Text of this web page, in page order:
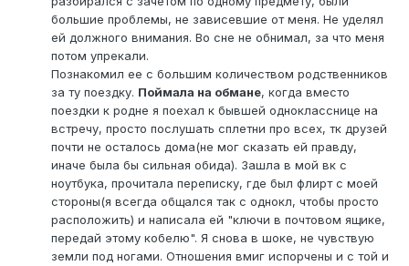
большие проблемы, не зависевшие от меня. Не уделял
ей должного внимания. Во сне не обнимал, за что меня
потом упрекали.
Познакомил ее с большим количеством родственников
за ту поездку. Поймала на обмане, когда вместо
поездки к родне я поехал к бывшей однокласснице на
встречу, просто послушать сплетни про всех, тк друзей
почти не осталось дома(не мог сказать ей правду,
иначе была бы сильная обида). Зашла в мой вк с
ноутбука, прочитала переписку, где был флирт с моей
стороны(я всегда общался так с однокл, чтобы просто
расположить) и написала ей "ключи в почтовом ящике,
передай этому кобелю". Я снова в шоке, не чувствую
земли под ногами. Отношения вмиг испорчены и с той и